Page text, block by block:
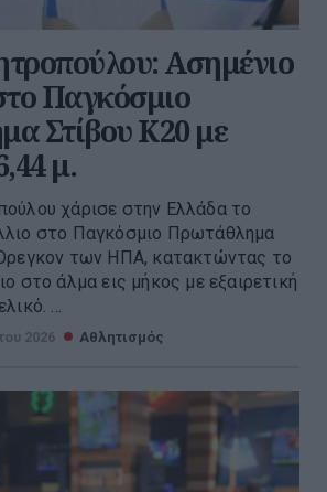
Ασημένιο
Παγκόσμιο
Στίβου Κ20 με
μ.
χάρισε στην Ελλάδα το
στο Παγκόσμιο Πρωτάθλημα
των ΗΠΑ, κατακτώντας το
στο άλμα εις μήκος με εξαιρετική
...
2026 Αθλητισμός